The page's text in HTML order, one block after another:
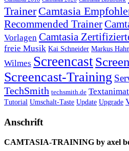
Trainer Camtasia
Recommended Trainer
Vorlagen Camtasia
freie Musik Kai Schneider Markus
Wilmes Screencast
Screencast-Training
TechSmith techsmith.de
Tutorial Umschalt-Taste Update Upgrade
Anschrift
CAMTASIA-TRAINING by axel